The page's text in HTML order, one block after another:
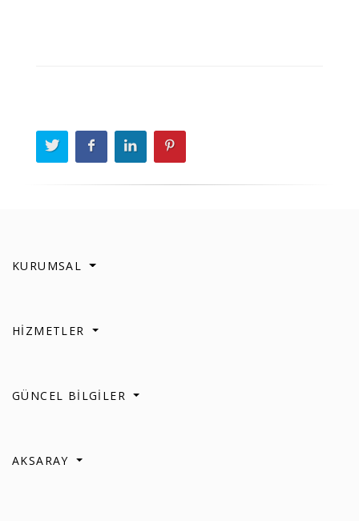
KURUMSAL
HİZMETLER
GÜNCEL BİLGİLER
AKSARAY